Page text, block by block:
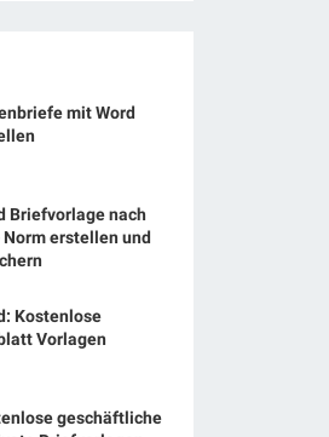
mit Word
Briefvorlage nach
Norm erstellen und
Kostenlose
Vorlagen
geschäftliche